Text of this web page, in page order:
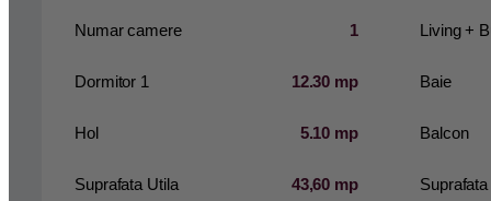
Numar camere 1 Living +
Dormitor 1 12.30 mp Baie
Hol 5.10 mp Balcon
Suprafata Utila 43,60 mp Suprafata